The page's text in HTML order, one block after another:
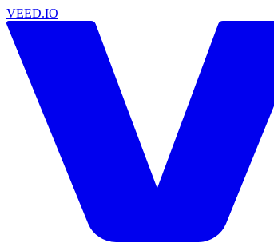
VEED.IO